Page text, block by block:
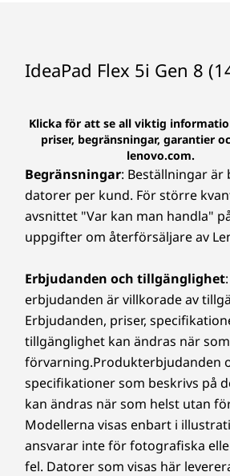
Ljud
Kamera
HD- och FHD-kamera |
Specifikationerna kan variera beroende på
ANSLUTNINGAR
Portar/kortplatser
Strömbrytare
4-i-1-kortläsare
USB 3.2 Gen 1 Typ-A (en stöder
USB 3.2 Gen 1 Typ-A (en stöder
Strömkontakt
HDMI™ 1.4b
USB 3.2 Gen 1 Type-C.
4.0)
3,5 mm kombinerad hörlurs-/
IdeaPad Flex 5i Gen 8
Klicka för att se all viktig
priser, begränsningar, garantier
lenovo.com.
Begränsningar: Beställningar är
datorer per kund. För större
avsnittet "Var kan man handla"
uppgifter om återförsäljare av
Erbjudanden och tillgänglighet
erbjudanden är villkorade av
Erbjudanden, priser,
tillgänglighet kan ändras när
förvarning.Produkterbjudanden
specifikationer som beskrivs på
kan ändras när som helst utan
Modellerna visas enbart i
ansvarar inte för fotografiska
fel. Datorer som visas här